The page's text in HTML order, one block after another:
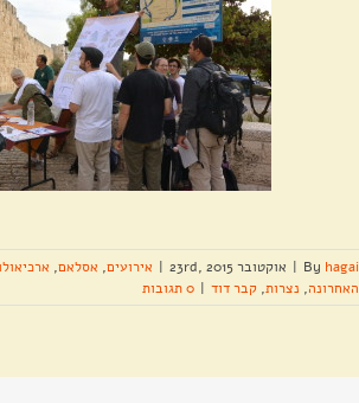
By hagai
| אוקטובר 23rd, 2015 | אירועים, אסלאם,
האחרונה, נצרות, קבר דוד | 0 תגובות